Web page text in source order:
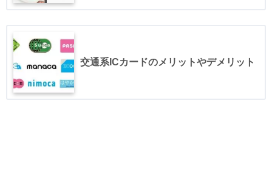
交通系ICカードのメリットやデメリット